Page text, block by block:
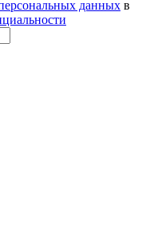
данных в